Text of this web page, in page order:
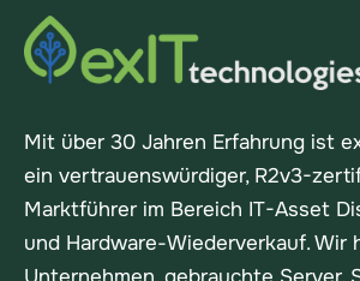
Mit über 30 Jahren Erfahrung ist
ein vertrauenswürdiger, R2v3-
Marktführer im Bereich IT-Asset
und Hardware-Wiederverkauf. Wir